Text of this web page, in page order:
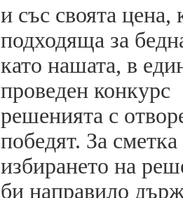
и със своята цена,
подходяща за
като нашата, в
проведен конкурс
решенията с
победят. За
избирането на
би направило